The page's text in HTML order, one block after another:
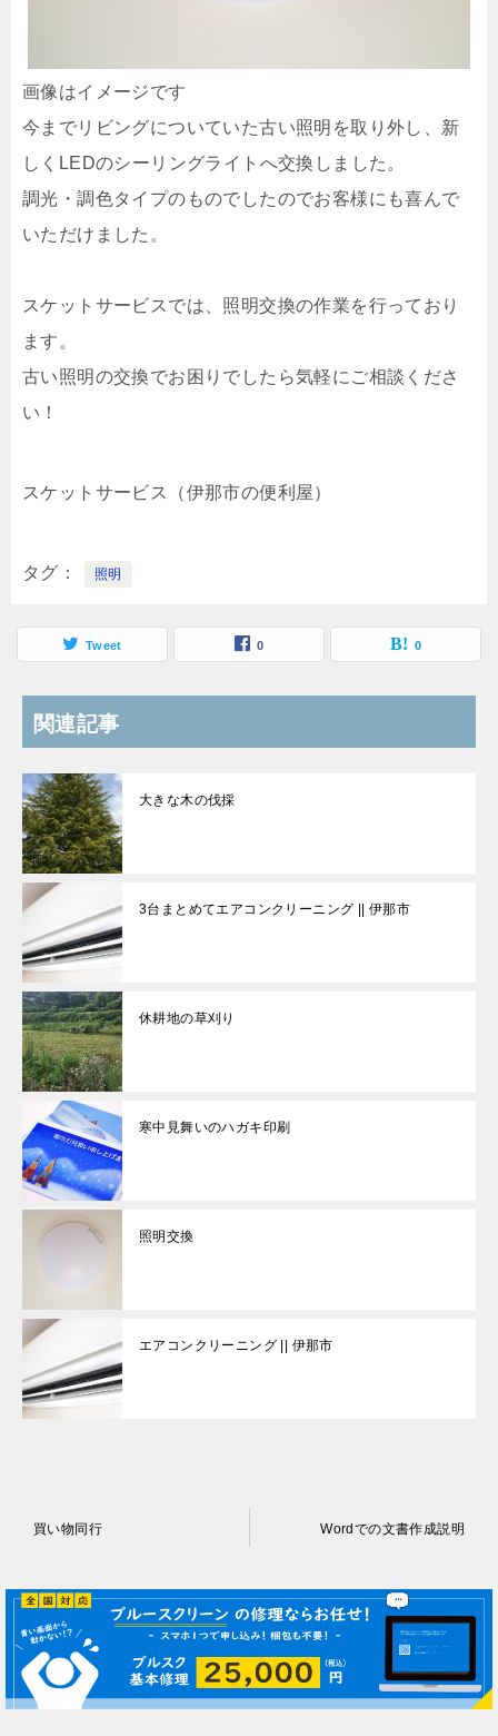
画像はイメージです
今までリビングについていた古い照明を取り外し、新
しくLEDのシーリングライトへ交換しました。
調光・調色タイプのものでしたのでお客様にも喜んで
いただけました。
スケットサービスでは、照明交換の作業を行っており
ます。
古い照明の交換でお困りでしたら気軽にご相談くださ
い！
スケットサービス（伊那市の便利屋）
タグ 照明
Tweet 0 0
関連記事
大きな木の伐採
3台まとめてエアコンクリーニング || 伊那市
休耕地の草刈り
寒中見舞いのハガキ印刷
照明交換
エアコンクリーニング || 伊那市
ナ
ビ
ゲ
ー
買い物同行 Wordでの文書作成説明